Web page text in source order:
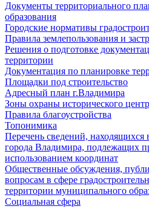
Документы территориального
образования
Городские нормативы
Правила землепользования и
Решения о подготовке
территории
Документация по планировке
Площадки под строительство
Адресный план г.Владимира
Зоны охраны исторического
Правила благоустройства
Топонимика
Перечень сведений,
города Владимира, подлежащих
использованием координат
Общественные обсуждения,
вопросам в сфере
территории муниципального
Социальная сфера